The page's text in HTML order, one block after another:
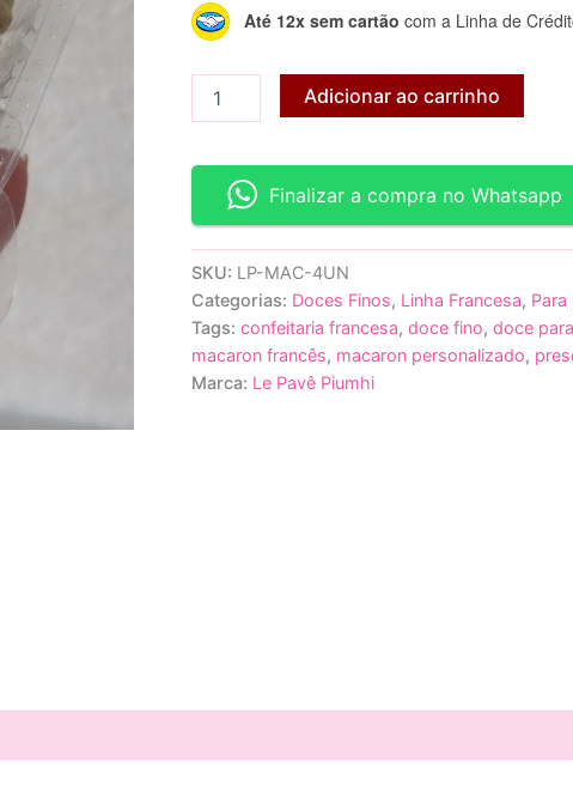
Até 12x sem cartão com a Linha de
quantidade
Adicionar ao carrinho
Finalizar a compra no Whatsapp
SKU: LP-MAC-4UN
Categorias: Doces Finos, Linha Francesa,
Tags: confeitaria francesa, doce fino, doce
macaron francês, macaron personalizado,
Marca: Le Pavê Piumhi